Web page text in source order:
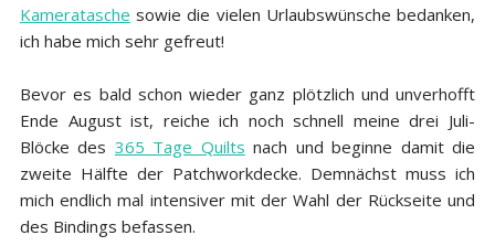
Kameratasche sowie die vielen Urlaubswünsche bedanken,
ich habe mich sehr gefreut!
Bevor es bald schon wieder ganz plötzlich und unverhofft
Ende August ist, reiche ich noch schnell meine drei Juli-
Blöcke des 365 Tage Quilts nach und beginne damit die
zweite Hälfte der Patchworkdecke. Demnächst muss ich
mich endlich mal intensiver mit der Wahl der Rückseite und
des Bindings befassen.